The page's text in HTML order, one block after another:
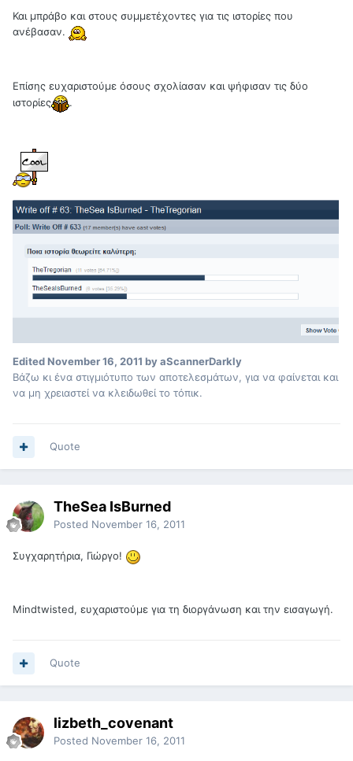
Και μπράβο και στους συμμετέχοντες για τις ιστορίες που
ανέβασαν.
Επίσης ευχαριστούμε όσους σχολίασαν και ψήφισαν τις δύο
ιστορίες
.
EditedNovember 16, 2011 by aScannerDarkly
Βάζω κι ένα στιγμιότυπο των αποτελεσμάτων, για να φαίνεται και
να μη χρειαστεί να κλειδωθεί το τόπικ.
Quote
TheSea IsBurned
Posted November 16, 2011
Συγχαρητήρια, Γιώργο!
Mindtwisted, ευχαριστούμε για τη διοργάνωση και την εισαγωγή.
Quote
lizbeth_covenant
Posted November 16, 2011